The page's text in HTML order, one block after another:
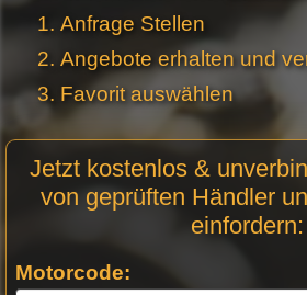
Anfrage Stellen
Angebote erhalten und
Favorit auswählen
Anfrage
Stellen -
Jetzt kostenlos &
von geprüften Händler
einfordern:
Motorcode: